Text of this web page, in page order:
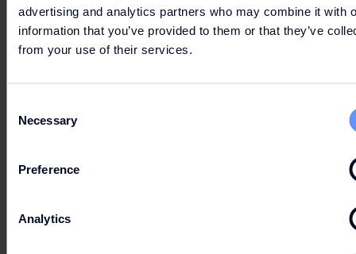
advertising and analytics partners who may combine it with
information that you’ve provided to them or that they’ve
from your use of their services.
Selection
Necessary
Preference
Analytics
Sehr gute Deutsch- und Englischkenntnisse
Weitere Sprachkenntnisse von Vorteil
HIER BEWERBEN